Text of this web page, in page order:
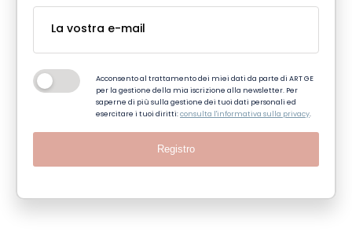
Acconsento al trattamento dei miei dati da parte di ART GE
per la gestione della mia iscrizione alla newsletter. Per
saperne di più sulla gestione dei tuoi dati personali ed
esercitare i tuoi diritti:consulta l'informativa sulla privacy.
Registro